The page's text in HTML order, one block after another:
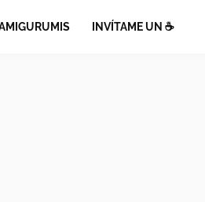
INVÍTAME UN ☕​